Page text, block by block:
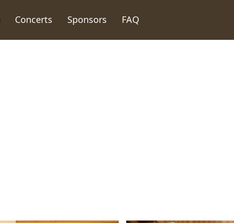
Concerts Sponsors FAQ